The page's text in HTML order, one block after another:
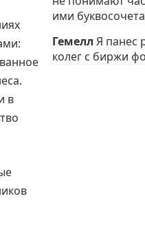
в
ими
Гемелл Я панес
колег с биржи